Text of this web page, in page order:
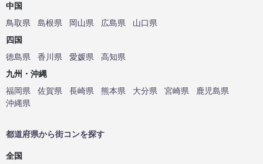
中国
鳥取県
島根県 岡山県 広島県
山口県
四国
徳島県
香川県 愛媛県
高知県
九州・沖縄
福岡県
佐賀県 長崎県 熊本県 大分県 宮崎県
鹿児島県
沖縄県
都道府県から街コンを探す
全国